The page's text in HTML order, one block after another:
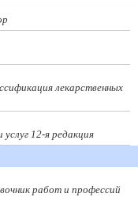
лекарственных
12-я редакция
работ и профессий